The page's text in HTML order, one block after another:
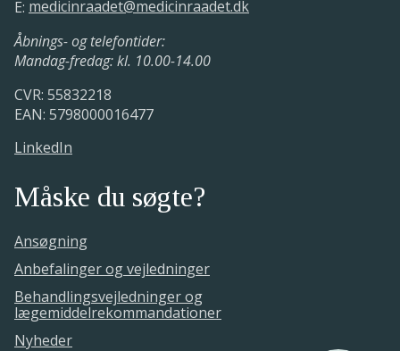
E: medicinraadet@medicinraadet.dk
Åbnings- og telefontider:
Mandag-fredag: kl. 10.00-14.00
CVR: 55832218
EAN: 5798000016477
LinkedIn
Måske du søgte?
Ansøgning
Anbefalinger og vejledninger
Behandlingsvejledninger og
lægemiddelrekommandationer
Nyheder